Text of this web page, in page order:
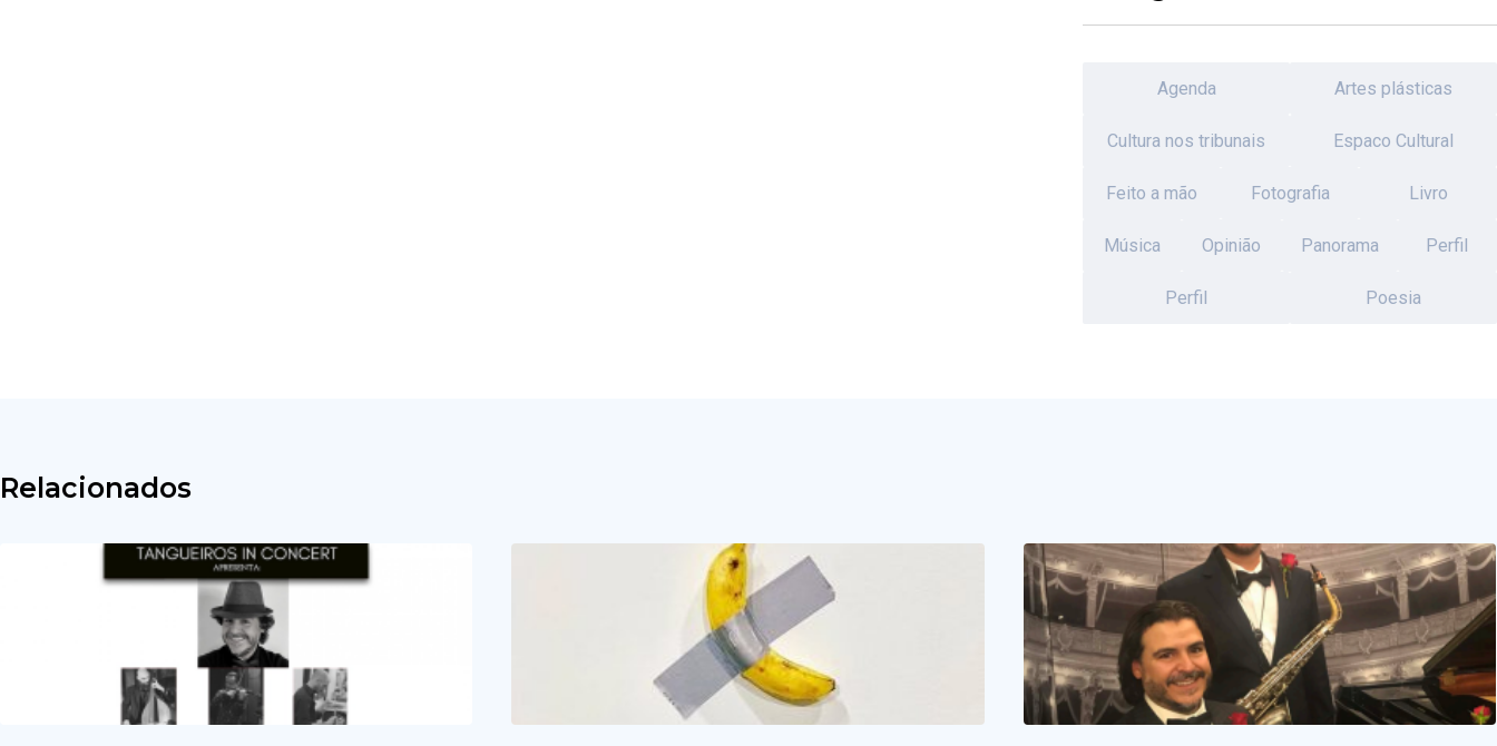
Agenda Artes plásticas
Cultura nos tribunais Espaco Cultural
Feito a mão Fotografia Livro
Música Opinião Panorama Perfil
Perfil Poesia
Relacionados